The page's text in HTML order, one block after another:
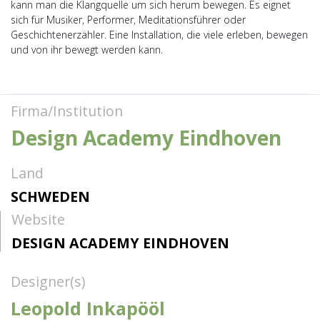
kann man die Klangquelle um sich herum bewegen. Es eignet
sich für Musiker, Performer, Meditationsführer oder
Geschichtenerzähler. Eine Installation, die viele erleben, bewegen
und von ihr bewegt werden kann.
Firma/Institution
Design Academy Eindhoven
Land
SCHWEDEN
Website
DESIGN ACADEMY EINDHOVEN
Designer(s)
Leopold Inkapööl